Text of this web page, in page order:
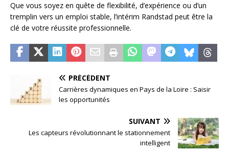
Que vous soyez en quête de flexibilité, d’expérience ou d’un
tremplin vers un emploi stable, l’intérim Randstad peut être la
clé de votre réussite professionnelle.
PRÉCÉDENT
Carrières dynamiques en Pays de la Loire : Saisir
les opportunités
SUIVANT
Les capteurs révolutionnant le stationnement
intelligent